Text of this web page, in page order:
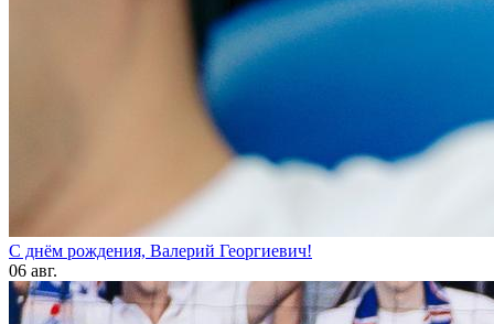
С днём рождения, Валерий Георгиевич!
06 авг.